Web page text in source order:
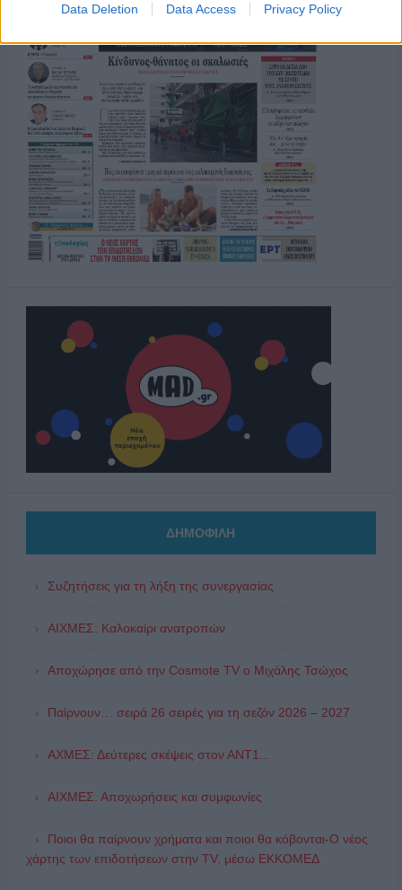
Data Deletion Data Access Privacy Policy
ΔΗΜΟΦΙΛΗ
Συζητήσεις για τη λήξη της συνεργασίας
ΑΙΧΜΕΣ: Καλοκαίρι ανατροπών
Αποχώρησε από την Cosmote TV o Μιχάλης Τσώχος
Παίρνουν… σειρά 26 σειρές για τη σεζόν 2026 – 2027
ΑΧΜΕΣ: Δεύτερες σκέψεις στον ΑΝΤ1...
ΑΙΧΜΕΣ: Αποχωρήσεις και συμφωνίες
Ποιοι θα παίρνουν χρήματα και ποιοι θα κόβονται-Ο νέος
χάρτης των επιδοτήσεων στην TV, μέσω ΕΚΚΟΜΕΔ